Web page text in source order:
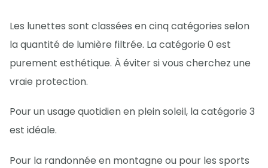
Les lunettes sont classées en cinq catégories selon
la quantité de lumière filtrée. La catégorie 0 est
purement esthétique. À éviter si vous cherchez une
vraie protection.
Pour un usage quotidien en plein soleil, la catégorie 3
est idéale.
Pour la randonnée en montagne ou pour les sports